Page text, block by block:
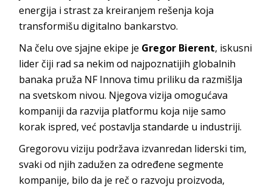
energija i strast za kreiranjem rešenja koja
transformišu digitalno bankarstvo.
Na čelu ove sjajne ekipe je Gregor Bierent, iskusni
lider čiji rad sa nekim od najpoznatijih globalnih
banaka pruža NF Innova timu priliku da razmišlja
na svetskom nivou. Njegova vizija omogućava
kompaniji da razvija platformu koja nije samo
korak ispred, već postavlja standarde u industriji.
Gregorovu viziju podržava izvanredan liderski tim,
svaki od njih zadužen za određene segmente
kompanije, bilo da je reč o razvoju proizvoda,